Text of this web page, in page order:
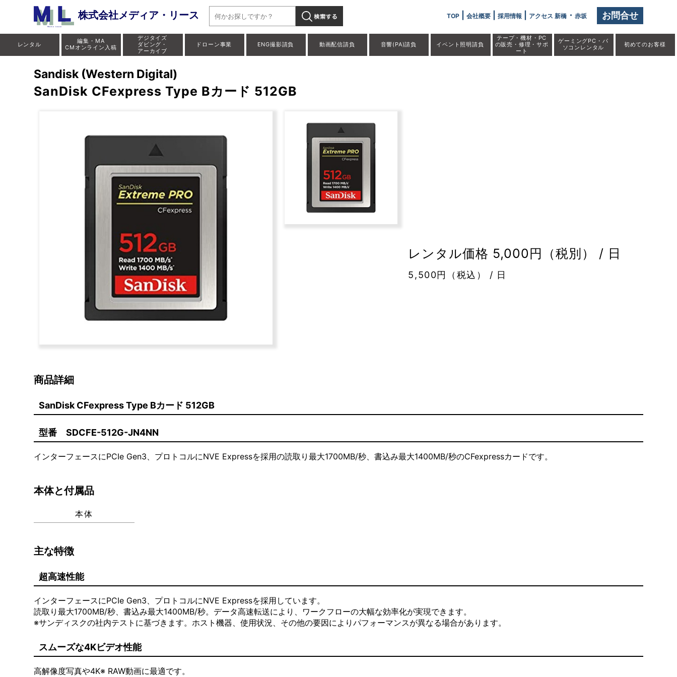
株式会社メディア・リース お問合せ
TOP| 会社概要| 採用情報 アクセス 新橋・ 赤坂
レンタル
編集・MA
CMオンライン入稿
デジタイズ
ダビング・
アーカイブ
ドローン事業 ENG撮影請負 動画配信請負 音響(PA)請負 イベント照明請負
テープ・機材・PC
の販売・修理・サポ
ート
ゲーミングPC・パ
ソコンレンタル
初めてのお客様
Sandisk (Western Digital)
SanDisk CFexpress Type Bカード 512GB
レンタル価格 5,000円（税別） / 日
5,500円（税込） / 日
商品詳細
SanDisk CFexpress Type Bカード 512GB
型番 SDCFE-512G-JN4NN
インターフェースにPCIe Gen3、プロトコルにNVE Expressを採用の読取り最大1700MB/秒、書込み最大1400MB/秒のCFexpressカードです。
本体と付属品
本体
主な特徴
超高速性能
インターフェースにPCIe Gen3、プロトコルにNVE Expressを採用しています。
読取り最大1700MB/秒、書込み最大1400MB/秒。データ高速転送により、ワークフローの大幅な効率化が実現できます。
※サンディスクの社内テストに基づきます。ホスト機器、使用状況、その他の要因によりパフォーマンスが異なる場合があります。
スムーズな4Kビデオ性能
高解像度写真や4K※ RAW動画に最適です。